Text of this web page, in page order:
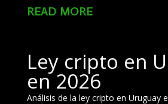
read more
Ley cripto en
en 2026
Análisis de la ley cripto en Uruguay